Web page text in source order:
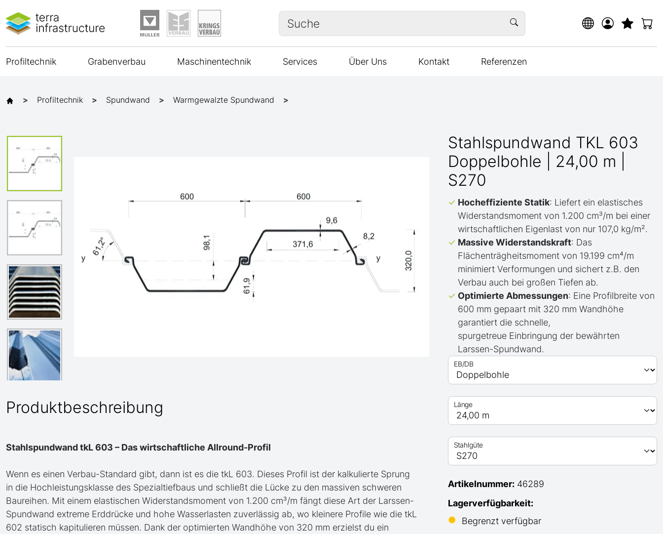
Suche
Profiltechnik Grabenverbau Maschinentechnik Services Über Uns Kontakt Referenzen
Profiltechnik Spundwand Warmgewalzte Spundwand
Produktbeschreibung
Stahlspundwand tkL 603 – Das wirtschaftliche Allround-Profil
Wenn es einen Verbau-Standard gibt, dann ist es die tkL 603. Dieses Profil ist der kalkulierte Sprung
in die Hochleistungsklasse des Spezialtiefbaus und schließt die Lücke zu den massiven schweren
Baureihen. Mit einem elastischen Widerstandsmoment von 1.200 cm³/m fängt diese Art der Larssen-
Spundwand extreme Erddrücke und hohe Wasserlasten zuverlässig ab, wo kleinere Profile wie die tkL
602 statisch kapitulieren müssen. Dank der optimierten Wandhöhe von 320 mm erzielst du ein
Stahlspundwand TKL 603
Doppelbohle | 24,00 m |
S270
Hocheffiziente Statik: Liefert ein elastisches
Widerstandsmoment von 1.200 cm³/m bei einer
wirtschaftlichen Eigenlast von nur 107,0 kg/m².
Massive Widerstandskraft: Das
Flächenträgheitsmoment von 19.199 cm⁴/m
minimiert Verformungen und sichert z.B. den
Verbau auch bei großen Tiefen ab.
Optimierte Abmessungen: Eine Profilbreite von
600 mm gepaart mit 320 mm Wandhöhe
garantiert die schnelle,
spurgetreue Einbringung der bewährten
Larssen-Spundwand.
EB/DB
Länge
Stahlgüte
Artikelnummer: 46289
Lagerverfügbarkeit:
●
Begrenzt verfügbar